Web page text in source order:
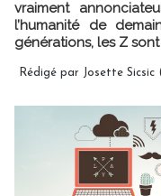
vraiment
l’humanité de
générations, les Z
Rédigé par Josette